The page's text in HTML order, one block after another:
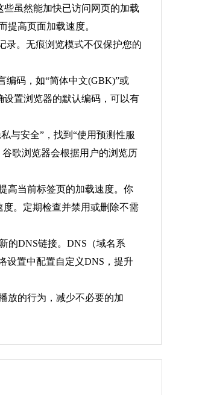
些虽然能加快已访问网页的加载
高页面加载速度。
录。无痕浏览模式不仅保护您的
编码，如“简体中文(GBK)”或
设置浏览器的默认编码，可以有
与安全”，找到“使用预测性服
歌浏览器会根据用户的浏览历
高当前标签页的加载速度。你
度。定期检查并禁用或删除不需
的DNS链接。DNS（域名系
设置中配置自定义DNS，提升
放的行为，减少不必要的加